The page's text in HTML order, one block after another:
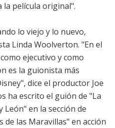
la película original".
lo viejo y lo nuevo,
Linda Woolverton. "En el
ejecutivo y como
es la guionista más
dice el productor Joe
ha escrito el guión de "La
León" en la sección de
de las Maravillas" en acción